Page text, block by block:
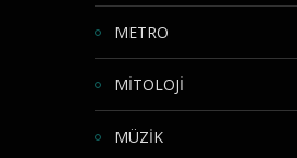
METRO
MİTOLOJİ
MÜZİK